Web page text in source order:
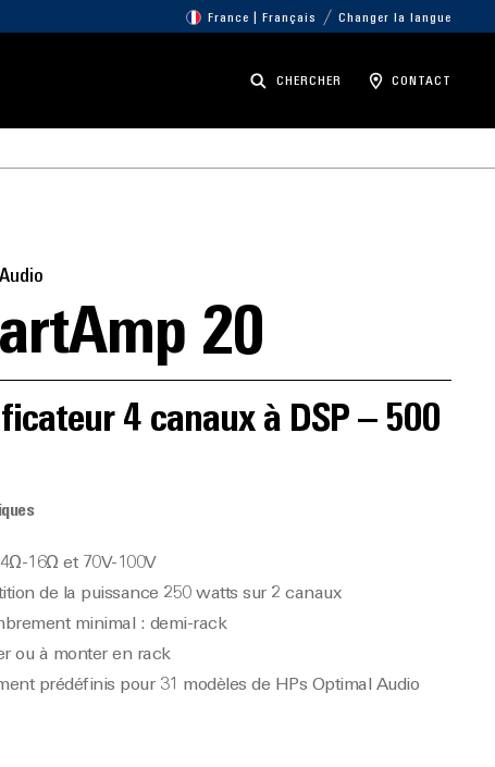
France | Français Changer la langue
CHERCHER CONTACT
20
4 canaux à DSP – 500
16Ω et 70V-100V
de la puissance 250 watts sur 2 canaux
minimal : demi-rack
ou à monter en rack
prédéfinis pour 31 modèles de HPs Optimal Audio